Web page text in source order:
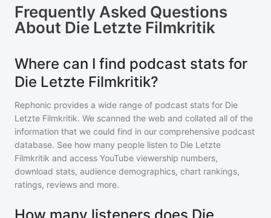
Frequently Asked Questions
About Die Letzte Filmkritik
Where can I find podcast stats for
Die Letzte Filmkritik?
Rephonic provides a wide range of podcast stats for Die
Letzte Filmkritik. We scanned the web and collated all of the
information that we could find in our comprehensive podcast
database. See how many people listen to Die Letzte
Filmkritik and access YouTube viewership numbers,
download stats, audience demographics, chart rankings,
ratings, reviews and more.